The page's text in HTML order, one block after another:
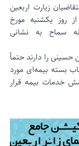
زیارت اربعین
یکشنبه مورخ
را دارند حتماً
بیمه‌ای مورد
بیمه قرار